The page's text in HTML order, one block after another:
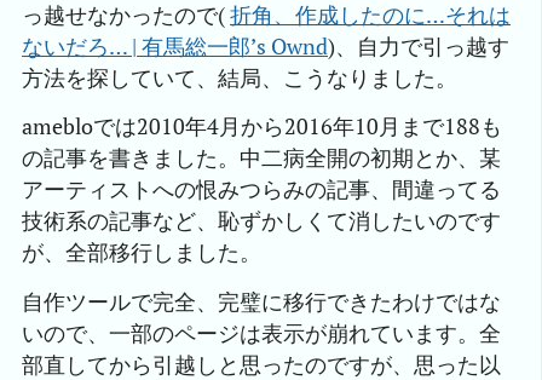
っ越せなかったので(折角、作成したのに…それは
ないだろ… | 有馬総一郎’s Ownd)、自力で引っ越す
方法を探していて、結局、こうなりました。
amebloでは2010年4月から2016年10月まで188も
の記事を書きました。中二病全開の初期とか、某
アーティストへの恨みつらみの記事、間違ってる
技術系の記事など、恥ずかしくて消したいのです
が、全部移行しました。
自作ツールで完全、完璧に移行できたわけではな
いので、一部のページは表示が崩れています。全
部直してから引越しと思ったのですが、思った以